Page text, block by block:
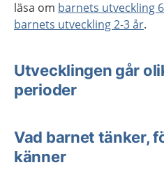
läsa om barnets utveckling
barnets utveckling 2-3 år.
Utvecklingen går
perioder
Vad barnet tänker,
känner